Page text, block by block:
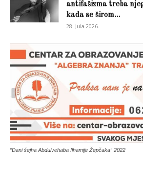
antifašizma treba
kada se širom...
28. Jula 2026.
“Dani šejha Abdulvehaba Ilhamije Žepčaka” 2022